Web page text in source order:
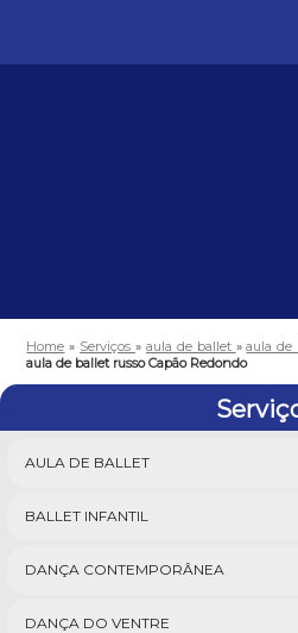
Home » Serviços» aula de ballet »aula de
aula de ballet russo Capão Redondo
AULA DE BALLET
BALLET INFANTIL
DANÇA CONTEMPORÂNEA
DANÇA DO VENTRE